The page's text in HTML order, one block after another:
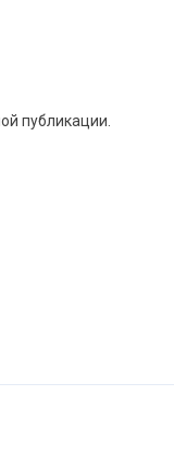
публикации.